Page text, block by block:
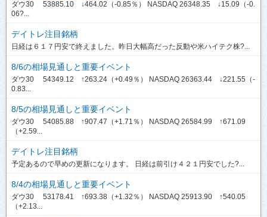
ダウ30 53885.10 ↓464.02（-0.85％） NASDAQ 26348.35 ↓15.09（-0.
06?...
デイトレ注目銘柄
日経は６１７円安で終えました。昨日大幅高だった反動や米ハイテク株?...
8/6の相場見通しと重要イベント
ダウ30 54349.12 ↑263.24（+0.49％） NASDAQ 26363.44 ↓221.55（-
0.83...
8/5の相場見通しと重要イベント
ダウ30 54085.88 ↑907.47（+1.71％） NASDAQ 26584.99 ↑671.09
（+2.59...
デイトレ注目銘柄
予定あるので早めの更新になります。 日経は前引け４２１円安でした?...
8/4の相場見通しと重要イベント
ダウ30 53178.41 ↑693.38（+1.32％） NASDAQ 25913.90 ↑540.05
（+2.13...